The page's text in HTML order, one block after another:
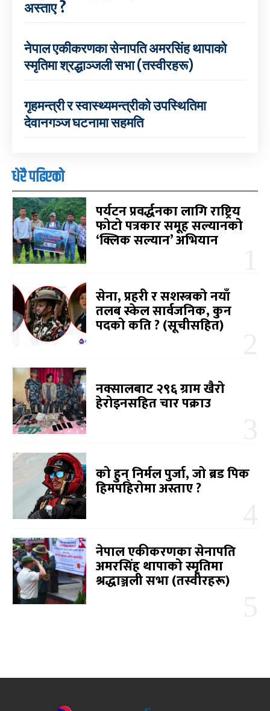
अस्ताए ?
नेपाल एकीकरणका सेनापति अमरसिंह थापाको
स्मृतिमा श्रद्धाञ्जली सभा (तस्वीरहरू)
गृहमन्त्री र स्वास्थ्यमन्त्रीको उपस्थितिमा
देवानगञ्ज घटनामा सहमति
धेरै पढिएको
पर्यटन प्रवर्द्धनका लागि राष्ट्रिय
फोटो पत्रकार समूह सल्यानको
‘क्लिक सल्यान’ अभियान
सेना, प्रहरी र सशस्त्रको नयाँ
तलब स्केल सार्वजनिक, कुन
पदको कति ? (सूचीसहित)
नक्सालबाट २९६ ग्राम खैरो
हेरोइनसहित चार पक्राउ
को हुन् निर्मल पुर्जा, जो ब्रड पिक
हिमपहिरोमा अस्ताए ?
नेपाल एकीकरणका सेनापति
अमरसिंह थापाको स्मृतिमा
श्रद्धाञ्जली सभा (तस्वीरहरू)